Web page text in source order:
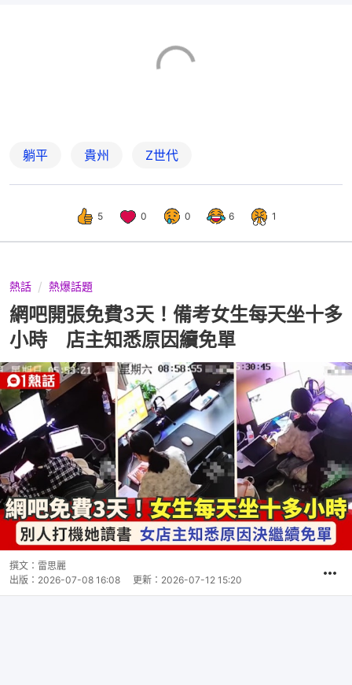
躺平 貴州 Z世代
5 0 0 6 1
熱話 熱爆話題
網吧開張免費3天！備考女生每天坐十多
小時 店主知悉原因續免單
撰文： 雷思麗
出版： 2026-07-08 16:08 更新： 2026-07-12 15:20